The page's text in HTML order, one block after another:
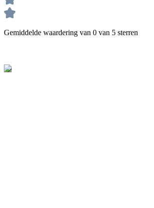
Gemiddelde waardering van 0 van 5 sterren